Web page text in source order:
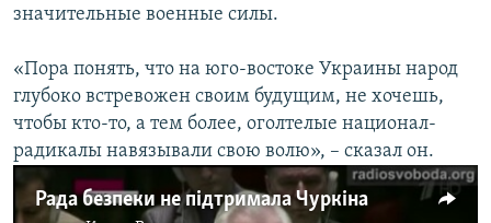
значительные военные силы.
«Пора понять, что на юго-востоке Украины народ
глубоко встревожен своим будущим, не хочешь,
чтобы кто-то, а тем более, оголтелые национал-
радикалы навязывали свою волю», – сказал он.
Рада безпеки не підтримала Чуркіна